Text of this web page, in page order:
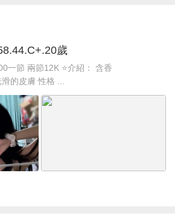
歲
一節 兩節12K ⭐介紹： 含香
的皮膚 性格 ...